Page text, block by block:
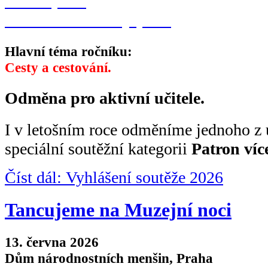
Hlavní téma ročníku:
Cesty a cestování.
Odměna pro aktivní učitele.
I v letošním roce odměníme jednoho z
speciální soutěžní kategorii Patron
Číst dál: Vyhlášení soutěže 2026
Tancujeme na Muzejní noci
13. června 2026
Dům národnostních menšin, Praha